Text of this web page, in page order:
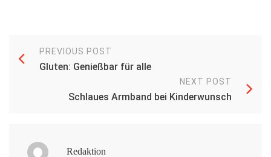
PREVIOUS POST
Gluten: Genießbar für alle
NEXT POST
Schlaues Armband bei Kinderwunsch
Redaktion